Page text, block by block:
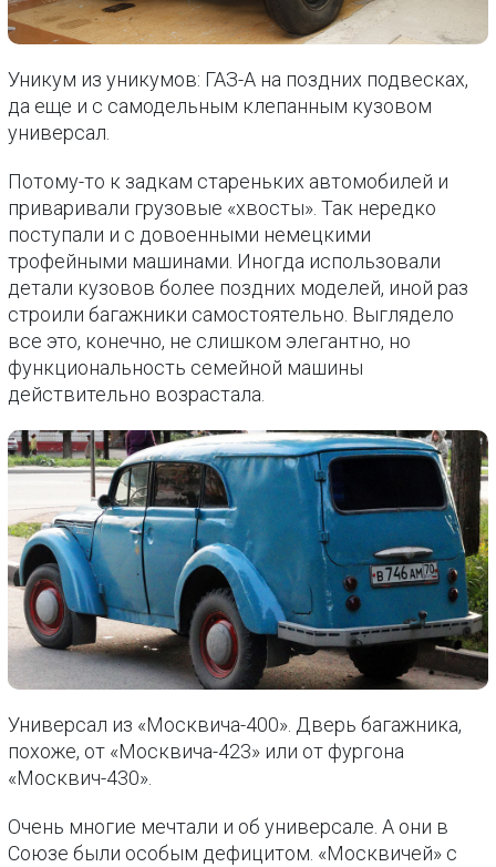
Уникум из уникумов: ГАЗ-А на поздних подвесках,
да еще и с самодельным клепанным кузовом
универсал.
Потому-то к задкам стареньких автомобилей и
приваривали грузовые «хвосты». Так нередко
поступали и с довоенными немецкими
трофейными машинами. Иногда использовали
детали кузовов более поздних моделей, иной раз
строили багажники самостоятельно. Выглядело
все это, конечно, не слишком элегантно, но
функциональность семейной машины
действительно возрастала.
Универсал из «Москвича-400». Дверь багажника,
похоже, от «Москвича-423» или от фургона
«Москвич-430».
Очень многие мечтали и об универсале. А они в
Союзе были особым дефицитом. «Москвичей» с